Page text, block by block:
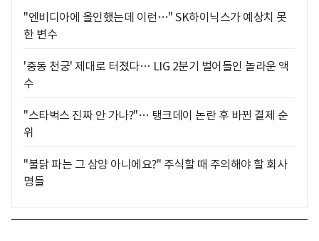
"엔비디아에 올인했는데 이런…" SK하이닉스가 예상치 못
한 변수
'중동 천궁' 제대로 터졌다… LIG 2분기 벌어들인 놀라운 액
수
"스타벅스 진짜 안 가나?"… 탱크데이 논란 후 바뀐 결제 순
위
"불닭 파는 그 삼양 아니에요?" 주식할 때 주의해야 할 회사
명들